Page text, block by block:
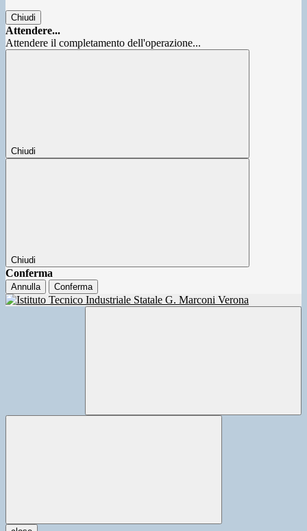
Chiudi
Attendere...
Attendere il completamento dell'operazione...
Chiudi
Chiudi
Conferma
Annulla Conferma